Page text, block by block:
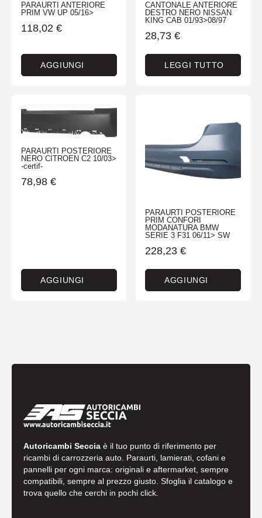
PARAURTI ANTERIORE
PRIM VW UP 05/16>
118,02 €
AGGIUNGI
CANTONALE ANTERIORE
DESTRO NERO NISSAN
KING CAB 01/93>08/97
28,73 €
LEGGI TUTTO
PARAURTI POSTERIORE
NERO CITROEN C2 10/03>
-certif-
78,98 €
AGGIUNGI
PARAURTI POSTERIORE
PRIM CONFORI
MODANATURA BMW
SERIE 3 F31 06/11> SW
228,23 €
AGGIUNGI
Autoricambi Seccia è il tuo punto di riferimento per
ricambi di carrozzeria auto. Paraurti, lamierati, cofani e
pannelli per ogni marca: originali e aftermarket, sempre
compatibili, sempre al prezzo giusto. Sfoglia il catalogo e
trova quello che cerchi in pochi click.